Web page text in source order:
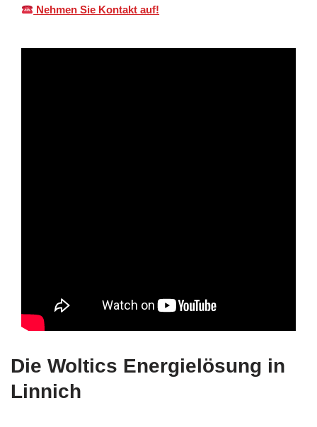
Nehmen Sie Kontakt auf!
Die Woltics Energielösung in
Linnich